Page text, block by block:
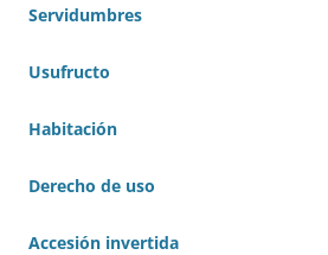
Servidumbres
Usufructo
Habitación
Derecho de uso
Accesión invertida